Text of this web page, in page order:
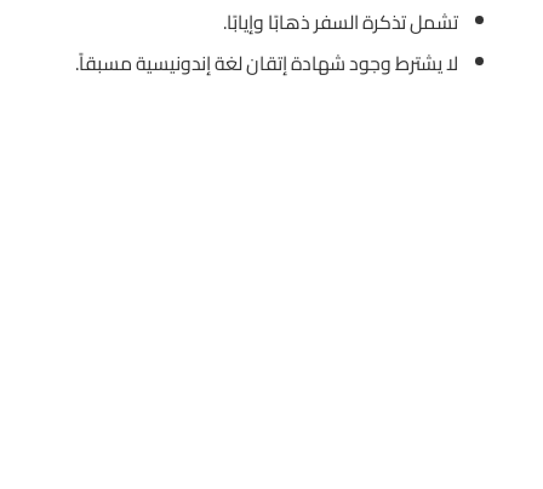
تشمل تذكرة السفر ذهابًا وإيابًا.
لا يشترط وجود شهادة إتقان لغة إندونيسية مسبقاً.